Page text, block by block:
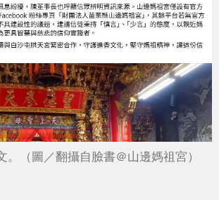
。（圖／翻攝自臉書＠山邊媽祖宮）